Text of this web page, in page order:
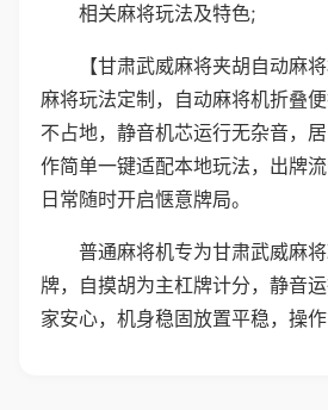
相关麻将玩法及特色;
【甘肃武威麻将夹胡自动麻
麻将玩法定制，自动麻将机折叠
不占地，静音机芯运行无杂音，
作简单一键适配本地玩法，出牌
日常随时开启惬意牌局。
普通麻将机专为甘肃武威麻
牌，自摸胡为主杠牌计分，静音
家安心，机身稳固放置平稳，操作